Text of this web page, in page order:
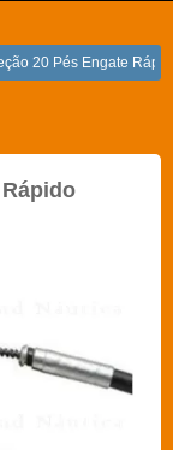
20 Pés Engate